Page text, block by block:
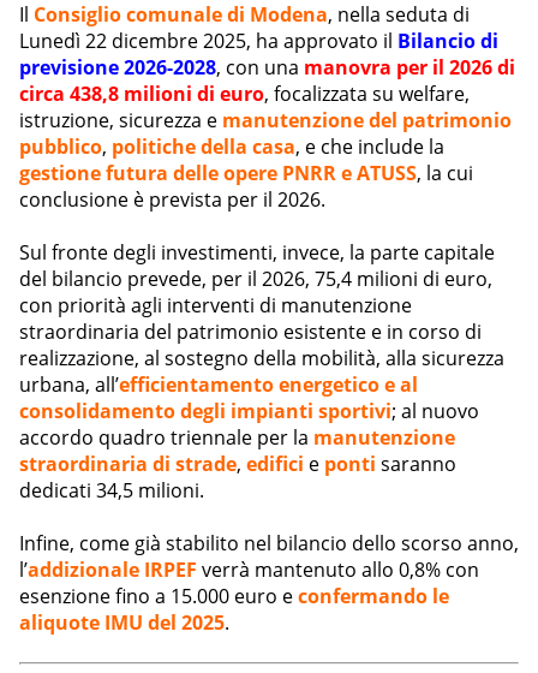
Il Consiglio comunale di Modena, nella seduta di
Lunedì 22 dicembre 2025, ha approvato il Bilancio di
previsione 2026-2028, con una manovra per il 2026 di
circa 438,8 milioni di euro, focalizzata su welfare,
istruzione, sicurezza e manutenzionedel patrimonio
pubblico, politiche della casa, e che include la
gestione futura delle opere PNRR e ATUSS, la cui
conclusione è prevista per il 2026.
Sul fronte degli investimenti, invece, la parte capitale
del bilancio prevede, per il 2026, 75,4 milioni di euro,
con priorità agli interventi di manutenzione
straordinaria del patrimonio esistente e in corso di
realizzazione, al sostegno della mobilità, alla sicurezza
urbana, all’efficientamento energetico e al
consolidamento degli impianti sportivi; al nuovo
accordo quadro triennale per la manutenzione
straordinaria di strade, edifici e ponti saranno
dedicati 34,5 milioni.
Infine, come già stabilito nel bilancio dello scorso anno,
l’addizionale IRPEF verrà mantenuto allo 0,8% con
esenzione fino a 15.000 euro econfermando le
aliquote IMU del 2025.